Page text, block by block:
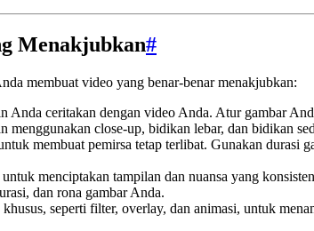
Menakjubkan#
membuat video yang benar-benar menakjubkan:
Anda ceritakan dengan video Anda. Atur gambar
menggunakan close-up, bidikan lebar, dan bidikan
membuat pemirsa tetap terlibat. Gunakan
menciptakan tampilan dan nuansa yang
dan rona gambar Anda.
seperti filter, overlay, dan animasi, untuk